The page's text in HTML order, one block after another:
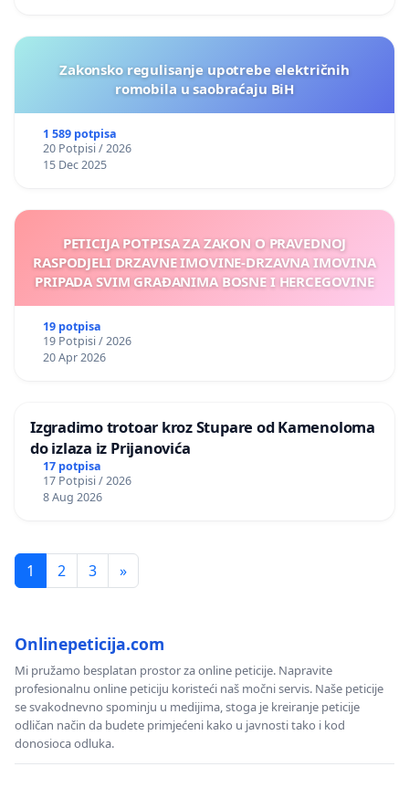
Zakonsko regulisanje upotrebe električnih
romobila u saobraćaju BiH
1 589 potpisa
20 Potpisi / 2026
15 Dec 2025
PETICIJA POTPISA ZA ZAKON O PRAVEDNOJ
RASPODJELI DRZAVNE IMOVINE-DRZAVNA IMOVINA
PRIPADA SVIM GRAĐANIMA BOSNE I HERCEGOVINE
19 potpisa
19 Potpisi / 2026
20 Apr 2026
Izgradimo trotoar kroz Stupare od Kamenoloma
do izlaza iz Prijanovića
17 potpisa
17 Potpisi / 2026
8 Aug 2026
1 2 3 »
Onlinepeticija.com
Mi pružamo besplatan prostor za online peticije. Napravite
profesionalnu online peticiju koristeći naš močni servis. Naše peticije
se svakodnevno spominju u medijima, stoga je kreiranje peticije
odličan način da budete primjećeni kako u javnosti tako i kod
donosioca odluka.